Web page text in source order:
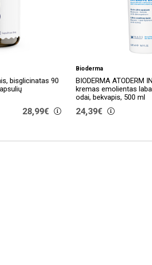
bisglicinatas 90
28,99€
Bioderma
BIODERMA ATODERM
kremas emolientas
odai, bekvapis, 500 ml
24,39€